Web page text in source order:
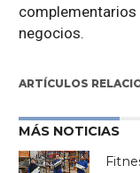
negocios.
ARTÍCULOS
MÁS NOTICIAS